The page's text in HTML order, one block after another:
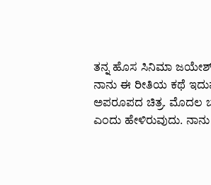
ತನ್ನ ಹೊಸ ಸಿನಿಮಾ ಜಯೇಶ್
ನಾನು ಈ ರೀತಿಯ ಕಥೆ
ಅಪರೂಪದ ಚಿತ್ರ. ಮೊದಲ
ಎಂದು ಹೇಳಿರುವುದು.